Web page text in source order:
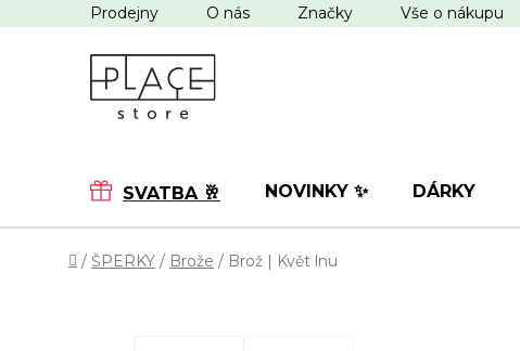
na
Prodejny O nás Značky Vše o nákupu
SVATBA 🥂 NOVINKY ✨ DÁRKY
Domů
/ ŠPERKY / Brože / Brož | Květ lnu